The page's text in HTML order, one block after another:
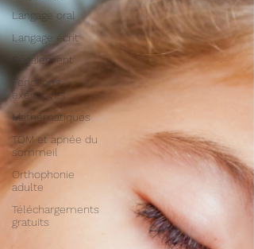
Langage oral
Langage écrit
Bégaiement
Fonctions
exécutives
Mathématiques
TOM et apnée du
sommeil
Orthophonie
adulte
Téléchargements
gratuits